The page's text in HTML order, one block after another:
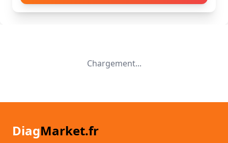
Chargement...
DiagMarket.fr